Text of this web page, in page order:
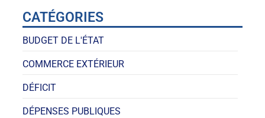
CATÉGORIES
BUDGET DE L'ÉTAT
COMMERCE EXTÉRIEUR
DÉFICIT
DÉPENSES PUBLIQUES